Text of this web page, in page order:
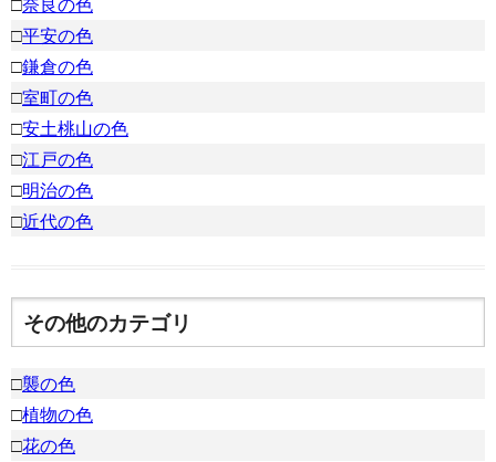
□平安の色
□鎌倉の色
□室町の色
□安土桃山の色
□江戸の色
□明治の色
□近代の色
その他のカテゴリ
□襲の色
□植物の色
□花の色